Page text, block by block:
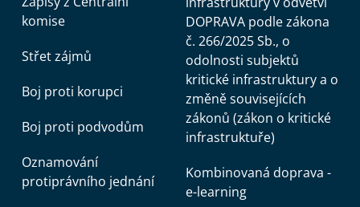
komise
Střet zájmů
Boj proti korupci
Boj proti podvodům
Oznamování
protiprávního jednání
DOPRAVA podle zákona
č. 266/2025 Sb., o
odolnosti subjektů
kritické infrastruktury a o
změně souvisejících
zákonů (zákon o kritické
infrastruktuře)
Kombinovaná doprava -
e-learning